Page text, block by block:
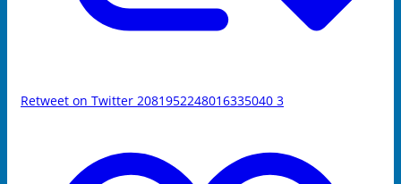
Retweet on Twitter 2081952248016335040 3